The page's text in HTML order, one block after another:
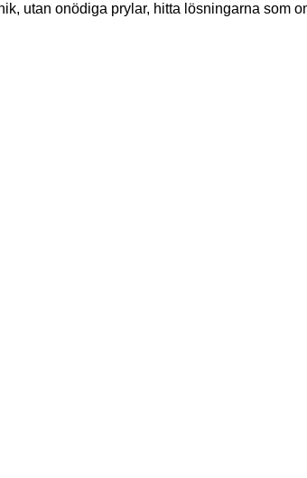
utan onödiga prylar, hitta lösningarna som